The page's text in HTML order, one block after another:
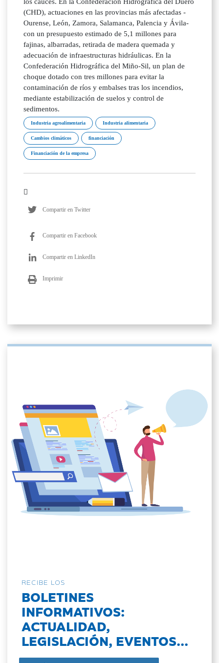
los cauces. En la Confederación Hidrográfica del Duero
(CHD), actuaciones en las provincias más afectadas -
Ourense, León, Zamora, Salamanca, Palencia y Ávila-
con un presupuesto estimado de 5,1 millones para
fajinas, albarradas, retirada de madera quemada y
adecuación de infraestructuras hidráulicas. En la
Confederación Hidrográfica del Miño-Sil, un plan de
choque dotado con tres millones para evitar la
contaminación de ríos y embalses tras los incendios,
mediante estabilización de suelos y control de
sedimentos.
Industria agroalimentaria Industria alimentaria
Cambios climáticos financiación
Financiación de la empresa
Compartir en Twitter
Compartir en Facebook
Compartir en LinkedIn
Imprimir
RECIBE LOS
BOLETINES
INFORMATIVOS:
ACTUALIDAD,
LEGISLACIÓN, EVENTOS...